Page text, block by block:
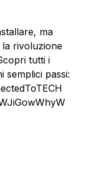
ma
rivoluzione
tutti i
semplici passi: